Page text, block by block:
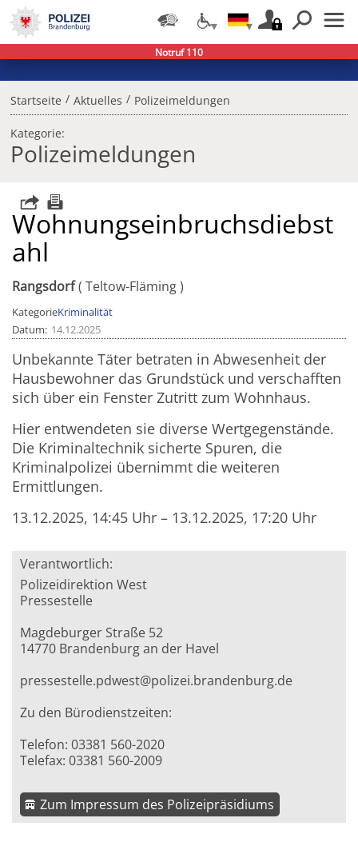
Startseite / Aktuelles / Polizeimeldungen
Kategorie:
Polizeimeldungen
Wohnungseinbruchsdiebst
ahl
Rangsdorf Teltow-Fläming
KategorieKriminalität
Datum 14.12.2025
Unbekannte Täter betraten in Abwesenheit der
Hausbewohner das Grundstück und verschafften
sich über ein Fenster Zutritt zum Wohnhaus.
Hier entwendeten sie diverse Wertgegenstände.
Die Kriminaltechnik sicherte Spuren, die
Kriminalpolizei übernimmt die weiteren
Ermittlungen.
13.12.2025, 14:45 Uhr – 13.12.2025, 17:20 Uhr
Verantwortlich:
Polizeidirektion West
Pressestelle
Magdeburger Straße 52
14770 Brandenburg an der Havel
pressestelle.pdwest@polizei.brandenburg.de
Zu den Bürodienstzeiten:
Telefon: 03381 560-2020
Telefax: 03381 560-2009
Zum Impressum des Polizeipräsidiums
Notruf 110